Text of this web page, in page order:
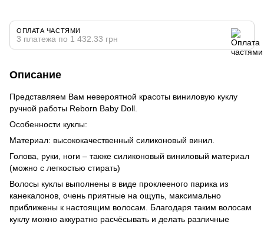
ОПЛАТА ЧАСТЯМИ
3 платежа по 1 432.33 грн
Описание
Представляем Вам невероятной красоты виниловую куклу
ручной работы Reborn Baby Doll.
Особенности куклы:
Материал: высококачественный силиконовый винил.
Голова, руки, ноги – также силиконовый виниловый материал
(можно с легкостью стирать)
Волосы куклы выполнены в виде проклееного парика из
канекалонов, очень приятные на ощупь, максимально
приближены к настоящим волосам. Благодаря таким волосам
куклу можно аккуратно расчёсывать и делать различные